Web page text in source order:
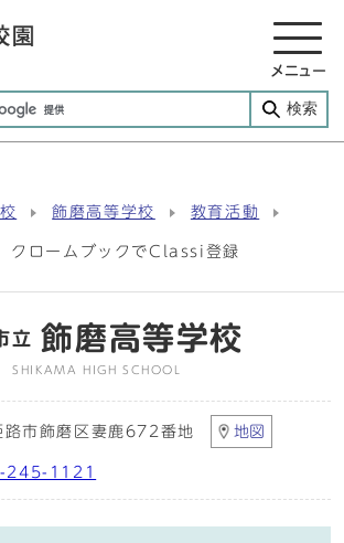
メニュー
検索
飾磨高等学校 教育活動
ロームブックでClassi登録
立 飾磨高等学校
SHIKAMA HIGH SCHOOL
市飾磨区妻鹿672番地 地図
245-1121